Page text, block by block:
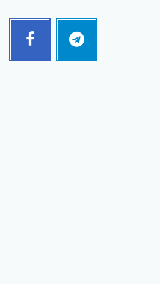
Facebook
Follow
Telegram
Follow